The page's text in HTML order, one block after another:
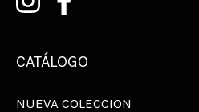
CATÁLOGO
NUEVA COLECCION